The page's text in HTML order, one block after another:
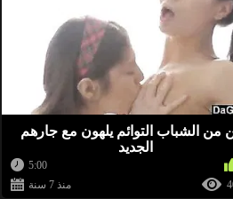
أن آلاف الفتيات العازبات ينتظرن
أن آلاف الفتيات العازبات ينتظرن
من الشباب التوائم يلهون مع جارهم
الجديد
5:00
منذ 7 سنة